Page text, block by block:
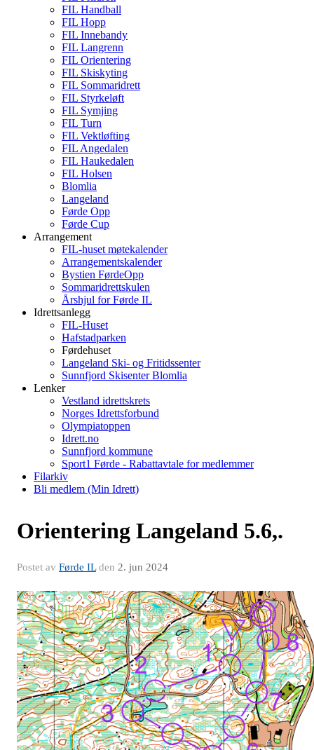
FIL Handball
FIL Hopp
FIL Innebandy
FIL Langrenn
FIL Orientering
FIL Skiskyting
FIL Sommaridrett
FIL Styrkeløft
FIL Symjing
FIL Turn
FIL Vektløfting
FIL Angedalen
FIL Haukedalen
FIL Holsen
Blomlia
Langeland
Førde Opp
Førde Cup
Arrangement
FIL-huset møtekalender
Arrangementskalender
Bystien FørdeOpp
Sommaridrettskulen
Årshjul for Førde IL
Idrettsanlegg
FIL-Huset
Hafstadparken
Førdehuset
Langeland Ski- og Fritidssenter
Sunnfjord Skisenter Blomlia
Lenker
Vestland idrettskrets
Norges Idrettsforbund
Olympiatoppen
Idrett.no
Sunnfjord kommune
Sport1 Førde - Rabattavtale for medlemmer
Filarkiv
Bli medlem (Min Idrett)
Orientering Langeland 5.6,.
Postet av Førde ILden 2. jun 2024